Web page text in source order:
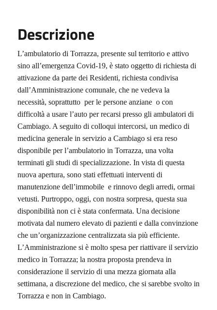
Descrizione
L’ambulatorio di Torrazza, presente sul territorio e attivo
sino all’emergenza Covid-19, è stato oggetto di richiesta di
attivazione da parte dei Residenti, richiesta condivisa
dall’Amministrazione comunale, che ne vedeva la
necessità, soprattutto per le persone anziane o con
difficoltà a usare l’auto per recarsi presso gli ambulatori di
Cambiago. A seguito di colloqui intercorsi, un medico di
medicina generale in servizio a Cambiago si era reso
disponibile per l’ambulatorio in Torrazza, una volta
terminati gli studi di specializzazione. In vista di questa
nuova apertura, sono stati effettuati interventi di
manutenzione dell’immobile e rinnovo degli arredi, ormai
vetusti. Purtroppo, oggi, con nostra sorpresa, questa sua
disponibilità non ci è stata confermata. Una decisione
motivata dal numero elevato di pazienti e dalla convinzione
che un’organizzazione centralizzata sia più efficiente.
L’Amministrazione si è molto spesa per riattivare il servizio
medico in Torrazza; la nostra proposta prendeva in
considerazione il servizio di una mezza giornata alla
settimana, a discrezione del medico, che si sarebbe svolto in
Torrazza e non in Cambiago.